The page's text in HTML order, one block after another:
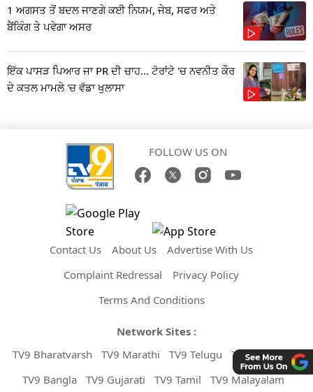
1 ਅਗਸਤ ਤੋਂ ਬਦਲ ਜਾਣਗੇ ਕਈ ਨਿਯਮ, ਜੇਬ, ਸਫਰ ਅਤੇ
ਬੈਂਕਿੰਗ ਤੇ ਪਵੇਗਾ ਅਸਰ
ਇੱਕ ਪਾਸੜ ਪਿਆਰ ਜਾ PR ਦੀ ਚਾਹ... ਟੋਰਾਂਟੋ 'ਚ ਨਵਨੀਤ ਕੌਰ
ਦੇ ਕਤਲ ਮਾਮਲੇ 'ਚ ਵੱਡਾ ਖੁਲਾਸਾ
FOLLOW US ON
Contact Us About Us
Advertise With Us
Complaint Redressal
Privacy Policy
Terms And Conditions
Network Sites :
TV9 Bharatvarsh
TV9 Marathi TV9 Telugu
TV9 Kannada
TV9 Bangla
TV9 Gujarati TV9 Tamil TV9 Malayalam